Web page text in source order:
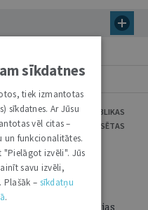
DOME, LATVIJAS REPUBLIKAS
JĒKABPILS PILSĒTAS
atpūtai
gan arī tūrisma
laikā meklē iespējas
sīkdatnes
tiek izmantotas
sīkdatnes. Ar Jūsu
vēl citas –
un funkcionalitātes.
izvēli". Jūs
savu izvēli,
Plašāk – sīkdatņu
.